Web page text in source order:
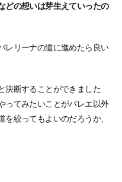
どの想いは芽生えていったの
レリーナの道に進めたら良い
決断することができました
ってみたいことがバレエ以外
絞ってもよいのだろうか、